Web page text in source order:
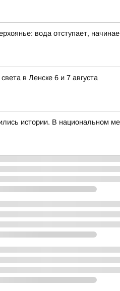
вода отступает,
в Ленске 6 и 7 августа
истории. В национальном